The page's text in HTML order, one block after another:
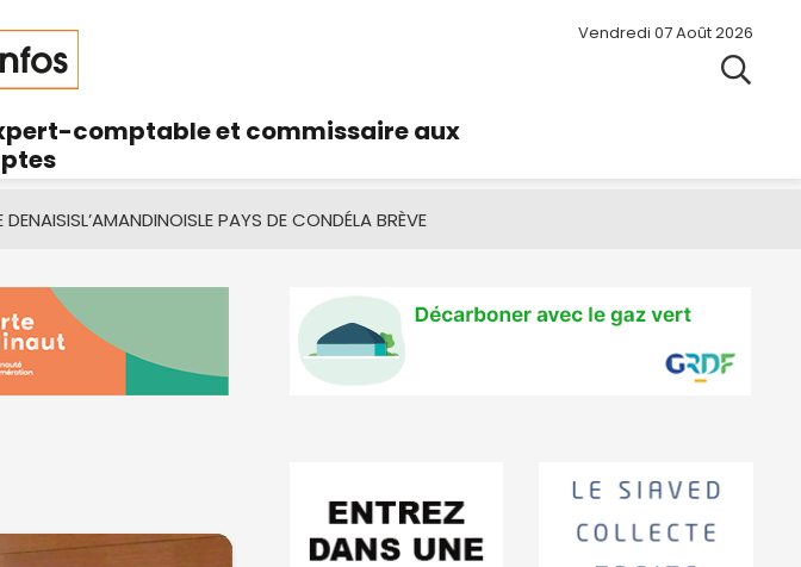
Vendredi 07 Août 2026
comptable et commissaire aux
DENAISISL’AMANDINOISLE PAYS DE CONDÉLA BRÈVE